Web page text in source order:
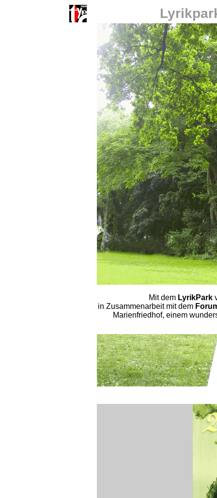
Mit dem LyrikPark
in Zusammenarbeit mit dem
Marienfriedhof, einem